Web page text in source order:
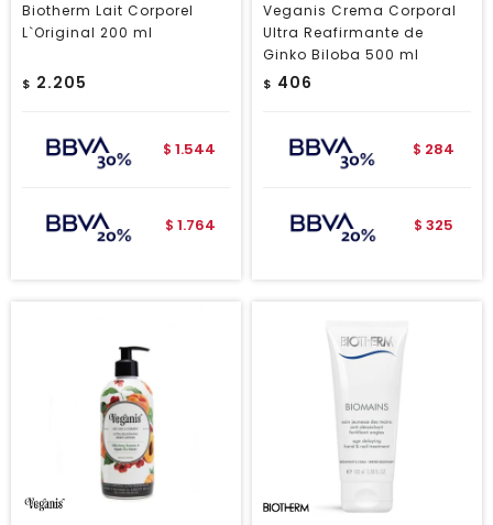
Biotherm Lait Corporel
L`Original 200 ml
$ 2.205
$ 1.544
$ 1.764
Veganis Crema Corporal
Ultra Reafirmante de
Ginko Biloba 500 ml
$ 406
$ 284
$ 325